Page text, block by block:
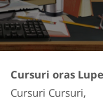
Cursuri oras
Cursuri Cursuri,